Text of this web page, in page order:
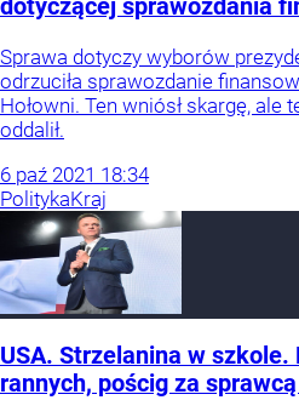
dotyczącej sprawozdania
Sprawa dotyczy wyborów
odrzuciła sprawozdanie
Hołowni. Ten wniósł skargę, ale
oddalił.
6 paź 2021 18:34
PolitykaKraj
USA. Strzelanina w
rannych, pościg za